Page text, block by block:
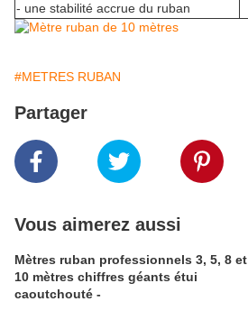
- une stabilité accrue du ruban
#METRES RUBAN
Partager
Vous aimerez aussi
Mètres ruban professionnels 3, 5, 8 et
10 mètres chiffres géants étui
caoutchouté -